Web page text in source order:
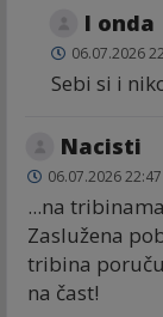
I onda
06.07.2026
Sebi si i
Nacisti
06.07.2026 22:47
...na
Zaslužena
tribina
na čast!